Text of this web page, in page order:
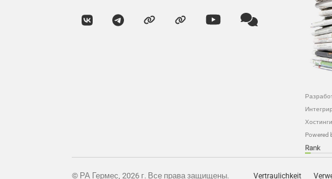
Powered
© РА Гермес, 2026 г. Все права защищены. Vertraulichkeit